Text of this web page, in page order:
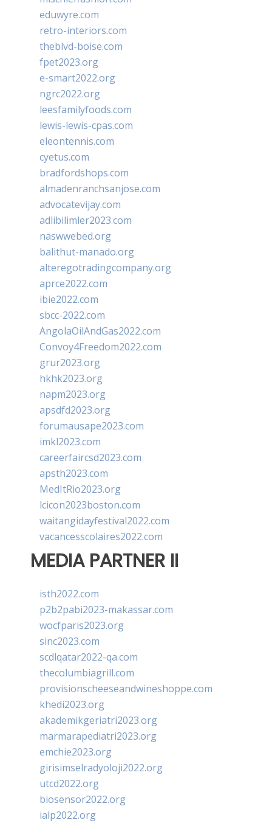
eduwyre.com
retro-interiors.com
theblvd-boise.com
fpet2023.org
e-smart2022.org
ngrc2022.org
leesfamilyfoods.com
lewis-lewis-cpas.com
eleontennis.com
cyetus.com
bradfordshops.com
almadenranchsanjose.com
advocatevijay.com
adlibilimler2023.com
naswwebed.org
balithut-manado.org
alteregotradingcompany.org
aprce2022.com
ibie2022.com
sbcc-2022.com
AngolaOilAndGas2022.com
Convoy4Freedom2022.com
grur2023.org
hkhk2023.org
napm2023.org
apsdfd2023.org
forumausape2023.com
imkl2023.com
careerfaircsd2023.com
apsth2023.com
MedItRio2023.org
lcicon2023boston.com
waitangidayfestival2022.com
vacancesscolaires2022.com
MEDIA PARTNER II
isth2022.com
p2b2pabi2023-makassar.com
wocfparis2023.org
sinc2023.com
scdlqatar2022-qa.com
thecolumbiagrill.com
provisionscheeseandwineshoppe.com
khedi2023.org
akademikgeriatri2023.org
marmarapediatri2023.org
emchie2023.org
girisimselradyoloji2022.org
utcd2022.org
biosensor2022.org
ialp2022.org